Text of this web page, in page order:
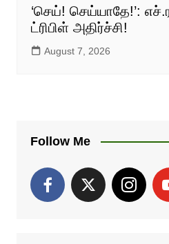
‘செய்! செய்யாதே!’:
ட்ரிபிள் அதிர்ச்சி!
August 7, 2026
Follow Me